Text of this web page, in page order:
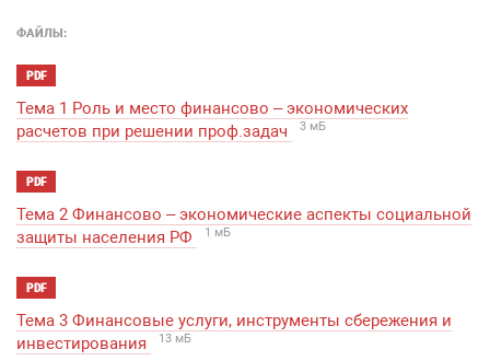
ФАЙЛЫ:
PDF
Тема 1 Роль и место финансово – экономических
расчетов при решении проф.задач
3 мБ
PDF
Тема 2 Финансово – экономические аспекты социальной
защиты населения РФ
1 мБ
PDF
Тема 3 Финансовые услуги, инструменты сбережения и
инвестирования
13 мБ